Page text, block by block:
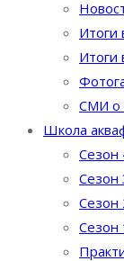
Итоги
Итоги
СМИ о
Школа
Сезон
Сезон
Сезон
Сезон